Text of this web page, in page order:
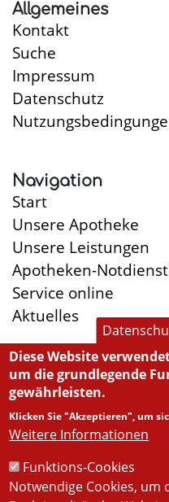
Allgemeines
Kontakt
Suche
Impressum
Datenschutz
Navigation
Start
Unsere Apotheke
Unsere Leistungen
Apotheken-Notdienst
Service online
Aktuelles
Öffnungszeiten
Montag:
Dienstag:
8:30-
Donnerstag:
8:30-
Freitag:
8:30-
Diese Website
um die grundlegende
gewährleisten.
Klicken Sie "Akzeptieren", um
Weitere Informationen
Funktions-Cookies
Notwendige Cookies, um